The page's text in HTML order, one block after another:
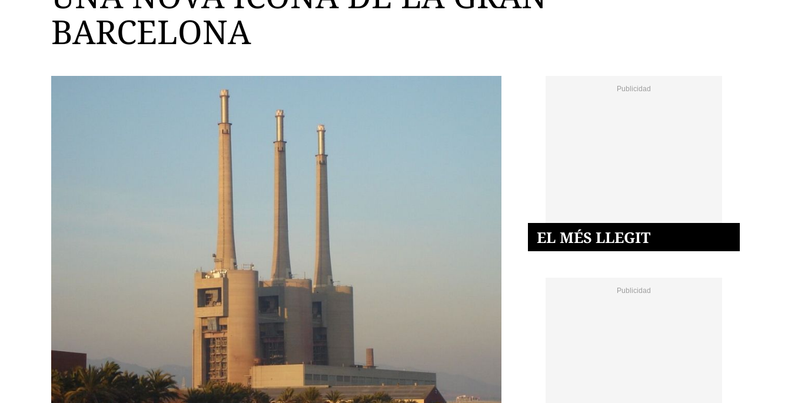
BARCELONA
EL MÉS LLEGIT